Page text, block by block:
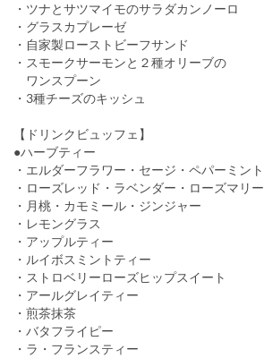
・ツナとサツマイモのサラダカンノーロ
・グラスカプレーゼ
・自家製ローストビーフサンド
・スモークサーモンと２種オリーブの
ワンスプーン
・3種チーズのキッシュ
【ドリンクビュッフェ】
●ハーブティー
・エルダーフラワー・セージ・ペパーミント
・ローズレッド・ラベンダー・ローズマリー
・月桃・カモミール・ジンジャー
・レモングラス
・アップルティー
・ルイボスミントティー
・ストロベリーローズヒップスイート
・アールグレイティー
・煎茶抹茶
・バタフライピー
・ラ・フランスティー